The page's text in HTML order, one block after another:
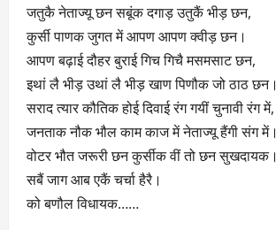
जतुकै नेताज्यू छन सबूंक दगाड़ उतुकैं भीड़ छन,
कुर्सी पाणक जुगत में आपण आपण क्वीड़ छन।
आपण बढ़ाई दौहर बुराई गिच गिचै मसमसाट छन,
इथां लै भीड़ उथां लै भीड़ खाण पिणौक जो ठाठ छन।
सराद त्यार कौतिक होई दिवाई रंग गयीं चुनावी रंग में,
जनताक नौक भौल काम काज में नेताज्यू हैंगी संग में।
वोटर भौत जरूरी छन कुर्सीक वीं तो छन सुखदायक।
सबैं जाग आब एकैं चर्चा हैरै।
को बणौल विधायक……